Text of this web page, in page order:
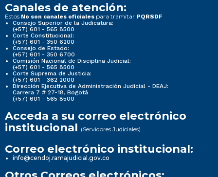
Canales de atención:
Estos No son canales oficiales para tramitar PQRSDF
Consejo Superior de la Judicatura:
(+57) 601 - 565 8500
Corte Constitucional:
(+57) 601 - 350 6200
Consejo de Estado:
(+57) 601 - 350 6700
Comisión Nacional de Disciplina Judicial:
(+57) 601 - 565 8500
Corte Suprema de Justicia:
(+57) 601 - 362 2000
Dirección Ejecutiva de Administración Judicial - DEAJ:
Carrera 7 # 27-18, Bogotá
(+57) 601 - 565 8500
Acceda a su correo electrónico
institucional (Servidores Judiciales)
Correo electrónico institucional:
info@cendoj.ramajudicial.gov.co